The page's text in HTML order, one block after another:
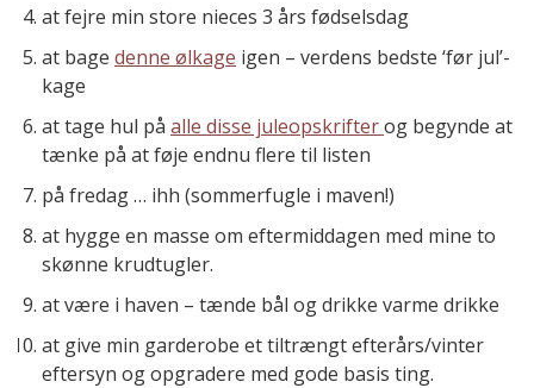
at fejre min store nieces 3 års fødselsdag
at bage denne ølkage igen – verdens bedste ‘før jul’-
kage
at tage hul på alle disse juleopskrifterog begynde at
tænke på at føje endnu flere til listen
på fredag … ihh (sommerfugle i maven!)
at hygge en masse om eftermiddagen med mine to
skønne krudtugler.
at være i haven – tænde bål og drikke varme drikke
at give min garderobe et tiltrængt efterårs/vinter
eftersyn og opgradere med gode basis ting.